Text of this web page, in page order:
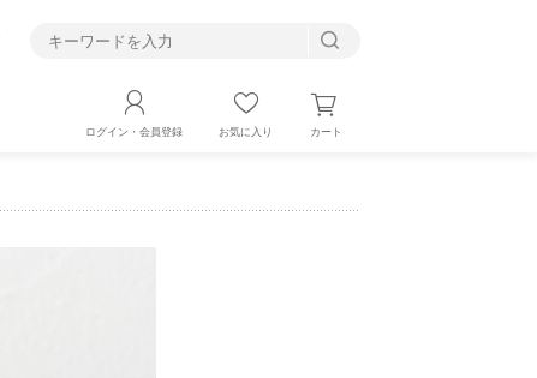
ログイン・会員登録 お気に入り カート